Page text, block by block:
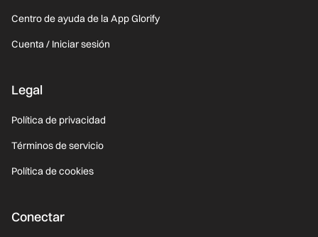
Centro de ayuda de la App Glorify
Cuenta / Iniciar sesión
Legal
Política de privacidad
Términos de servicio
Política de cookies
Conectar